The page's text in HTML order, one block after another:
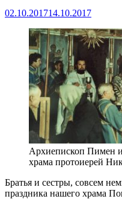
02.10.201714.10.2017
Архиепископ Пимен
храма протоиерей
Братья и сестры, совсем
праздника нашего храма